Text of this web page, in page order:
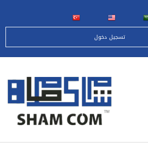
تسجيل دخول